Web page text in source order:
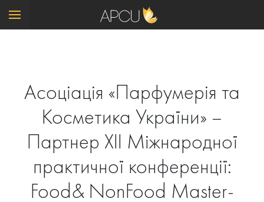
Асоціація «Парфумерія та
Косметика України» –
Партнер XII Міжнародної
практичної конференції:
Food& NonFood Master-